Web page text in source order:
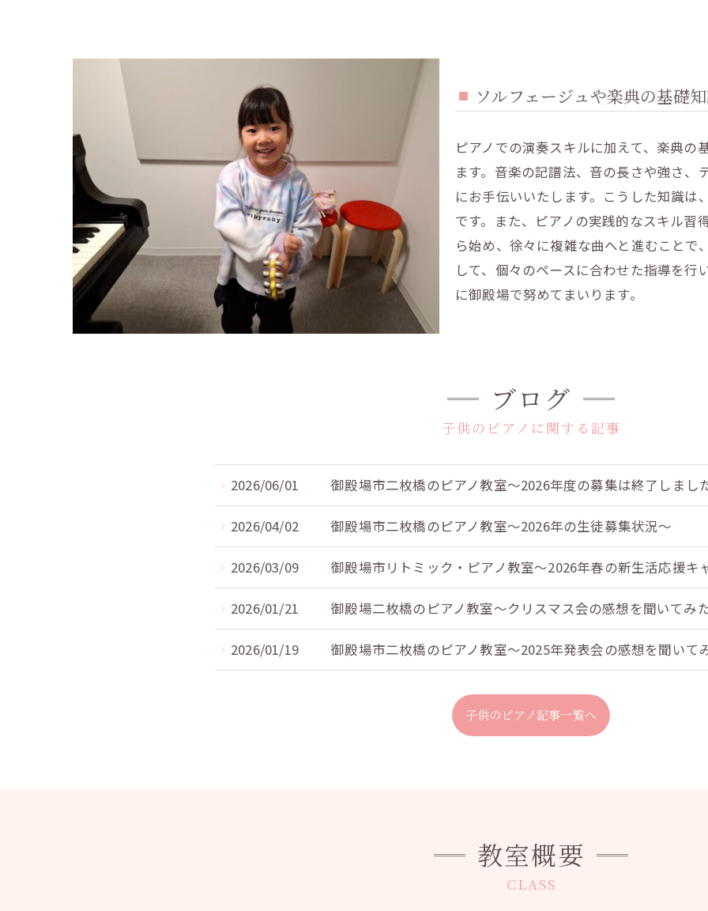
ソルフェージュや楽典の基礎
ピアノでの演奏スキルに加えて、楽典の
ます。音楽の記譜法、音の長さや強さ
にお手伝いいたします。こうした知識
です。また、ピアノの実践的なスキル習
ら始め、徐々に複雑な曲へと進むことで
して、個々のペースに合わせた指導を
に御殿場で努めてまいります。
ブログ
子供のピアノに関する記事
2026/06/01 御殿場市二枚橋のピアノ教室～2026年度の募集は終了しまし
2026/04/02 御殿場市二枚橋のピアノ教室～2026年の生徒募集状況～
2026/03/09 御殿場市リトミック・ピアノ教室～2026年春の新生活応援
2026/01/21 御殿場二枚橋のピアノ教室～クリスマス会の感想を聞いてみ
2026/01/19 御殿場市二枚橋のピアノ教室～2025年発表会の感想を聞いて
子供のピアノ記事一覧へ
教室概要
CLASS